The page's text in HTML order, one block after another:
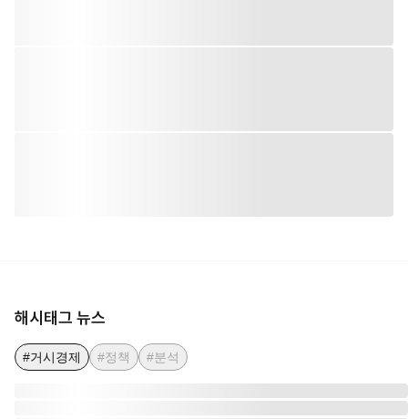
해시태그 뉴스
#거시경제 #정책 #분석